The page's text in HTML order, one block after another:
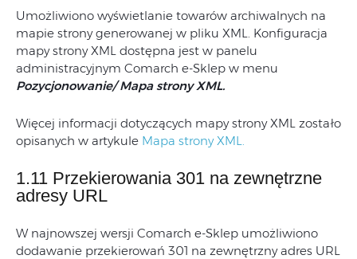
Umożliwiono wyświetlanie towarów archiwalnych na
mapie strony generowanej w pliku XML. Konfiguracja
mapy strony XML dostępna jest w panelu
administracyjnym Comarch e-Sklep w menu
Pozycjonowanie/ Mapa strony XML.
Więcej informacji dotyczących mapy strony XML zostało
opisanych w artykule Mapa strony XML.
1.11 Przekierowania 301 na zewnętrzne
adresy URL
W najnowszej wersji Comarch e-Sklep umożliwiono
dodawanie przekierowań 301 na zewnętrzny adres URL